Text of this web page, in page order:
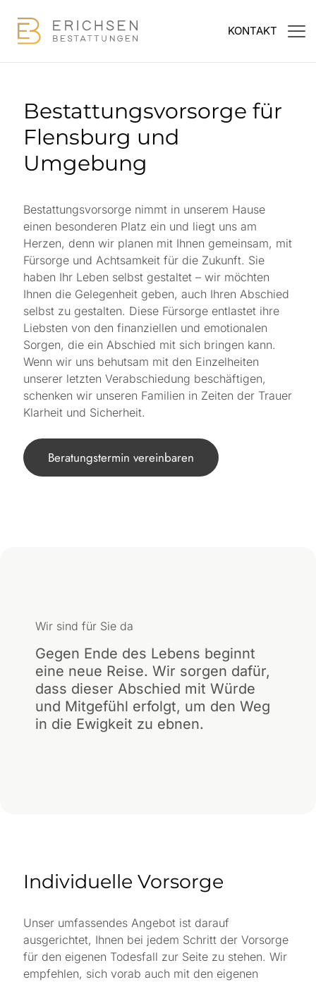
KONTAKT
Bestattungsvorsorge für
Flensburg und
Umgebung
Bestattungsvorsorge nimmt in unserem Hause
einen besonderen Platz ein und liegt uns am
Herzen, denn wir planen mit Ihnen gemeinsam, mit
Fürsorge und Achtsamkeit für die Zukunft. Sie
haben Ihr Leben selbst gestaltet – wir möchten
Ihnen die Gelegenheit geben, auch Ihren Abschied
selbst zu gestalten. Diese Fürsorge entlastet ihre
Liebsten von den finanziellen und emotionalen
Sorgen, die ein Abschied mit sich bringen kann.
Wenn wir uns behutsam mit den Einzelheiten
unserer letzten Verabschiedung beschäftigen,
schenken wir unseren Familien in Zeiten der Trauer
Klarheit und Sicherheit.
Beratungstermin vereinbaren
Wir sind für Sie da
Gegen Ende des Lebens beginnt
eine neue Reise. Wir sorgen dafür,
dass dieser Abschied mit Würde
und Mitgefühl erfolgt, um den Weg
in die Ewigkeit zu ebnen.
Individuelle Vorsorge
Unser umfassendes Angebot ist darauf
ausgerichtet, Ihnen bei jedem Schritt der Vorsorge
für den eigenen Todesfall zur Seite zu stehen. Wir
empfehlen, sich vorab auch mit den eigenen